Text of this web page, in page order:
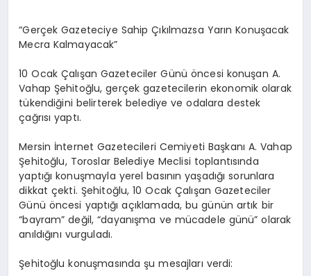
“Gerçek Gazeteciye Sahip Çıkılmazsa Yarın Konuşacak
Mecra Kalmayacak”
10 Ocak Çalışan Gazeteciler Günü öncesi konuşan A.
Vahap Şehitoğlu, gerçek gazetecilerin ekonomik olarak
tükendiğini belirterek belediye ve odalara destek
çağrısı yaptı.
Mersin İnternet Gazetecileri Cemiyeti Başkanı A. Vahap
Şehitoğlu, Toroslar Belediye Meclisi toplantısında
yaptığı konuşmayla yerel basının yaşadığı sorunlara
dikkat çekti. Şehitoğlu, 10 Ocak Çalışan Gazeteciler
Günü öncesi yaptığı açıklamada, bu günün artık bir
“bayram” değil, “dayanışma ve mücadele günü” olarak
anıldığını vurguladı.
Şehitoğlu konuşmasında şu mesajları verdi: